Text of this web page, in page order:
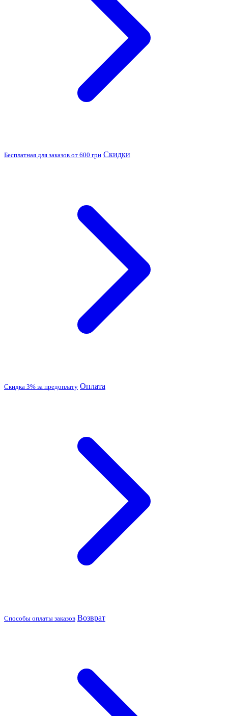
Бесплатная для заказов от 600 грн Скидки
Скидка 3% за предоплату Оплата
Способы оплаты заказов Возврат